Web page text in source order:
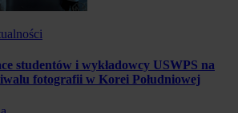
studentów i wykładowcy USWPS na
fotografii w Korei Południowej